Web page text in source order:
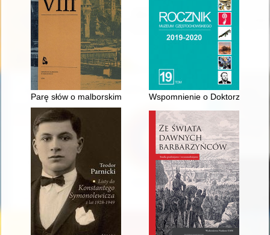
Parę słów o malborskim Biennale Ekslibrisu Współczesnego
Wspomnienie o Doktorze